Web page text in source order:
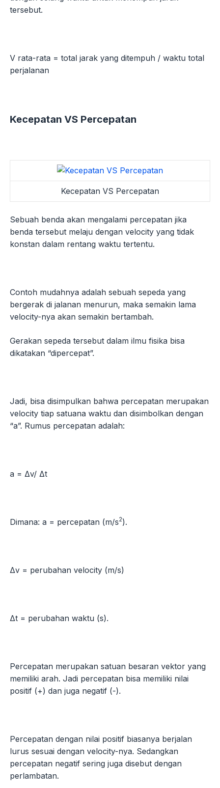
tersebut.
V rata-rata = total jarak yang ditempuh / waktu total
perjalanan
Kecepatan VS Percepatan
Kecepatan VS Percepatan
Sebuah benda akan mengalami percepatan jika
benda tersebut melaju dengan velocity yang tidak
konstan dalam rentang waktu tertentu.
Contoh mudahnya adalah sebuah sepeda yang
bergerak di jalanan menurun, maka semakin lama
velocity-nya akan semakin bertambah.
Gerakan sepeda tersebut dalam ilmu fisika bisa
dikatakan “dipercepat”.
Jadi, bisa disimpulkan bahwa percepatan merupakan
velocity tiap satuana waktu dan disimbolkan dengan
“a”. Rumus percepatan adalah:
a = Δv/ Δt
Dimana: a = percepatan (m/s2).
Δv = perubahan velocity (m/s)
Δt = perubahan waktu (s).
Percepatan merupakan satuan besaran vektor yang
memiliki arah. Jadi percepatan bisa memiliki nilai
positif (+) dan juga negatif (-).
Percepatan dengan nilai positif biasanya berjalan
lurus sesuai dengan velocity-nya. Sedangkan
percepatan negatif sering juga disebut dengan
perlambatan.